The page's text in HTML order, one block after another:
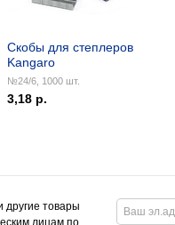
Скобы для степлеров
Kangaro
№24/6, 1000 шт.
3,18 р.
другие товары
лицам по